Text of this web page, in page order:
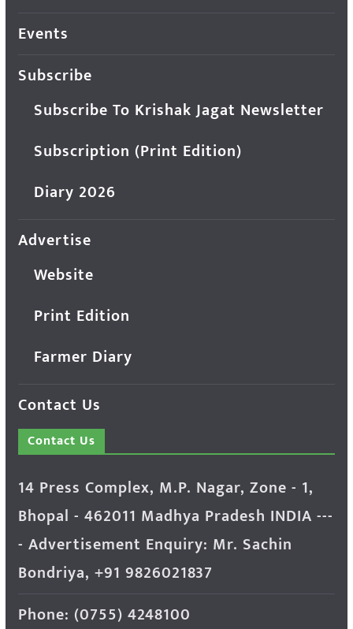
Events
Subscribe
Subscribe To Krishak Jagat Newsletter
Subscription (Print Edition)
Diary 2026
Advertise
Website
Print Edition
Farmer Diary
Contact Us
Contact Us
14 Press Complex, M.P. Nagar, Zone - 1,
Bhopal - 462011 Madhya Pradesh INDIA ---
- Advertisement Enquiry: Mr. Sachin
Bondriya, +91 9826021837
Phone: (0755) 4248100